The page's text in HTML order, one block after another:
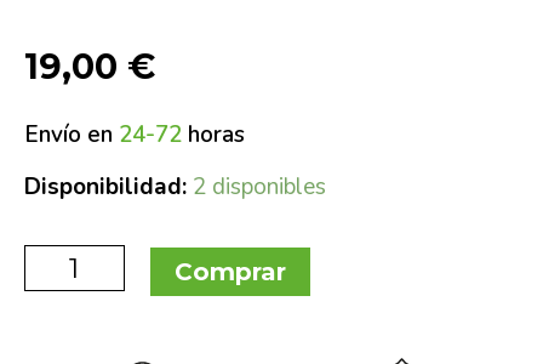
19,00 €
Envío en 24-72 horas
Disponibilidad: 2 disponibles
Comprar